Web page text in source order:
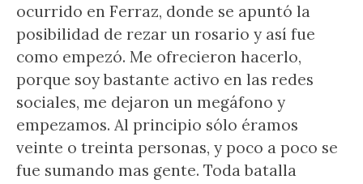
ocurrido en Ferraz, donde se apuntó la
posibilidad de rezar un rosario y así fue
como empezó. Me ofrecieron hacerlo,
porque soy bastante activo en las redes
sociales, me dejaron un megáfono y
empezamos. Al principio sólo éramos
veinte o treinta personas, y poco a poco se
fue sumando mas gente. Toda batalla